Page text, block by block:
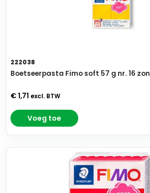
222038
Boetseerpasta Fimo soft 57 g nr. 16
€ 1,71 excl. BTW
Voeg toe